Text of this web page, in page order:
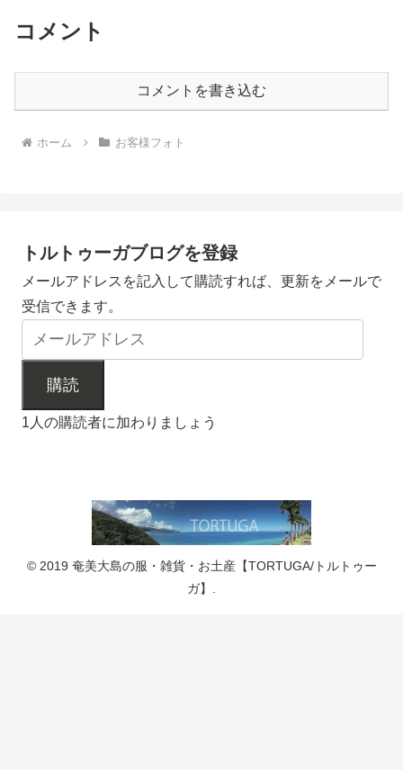
コメント
コメントを書き込む
ホーム お客様フォト
トルトゥーガブログを登録
メールアドレスを記入して購読すれば、更新をメールで
受信できます。
購読
1人の購読者に加わりましょう
© 2019 奄美大島の服・雑貨・お土産【TORTUGA/トルトゥー
ガ】.